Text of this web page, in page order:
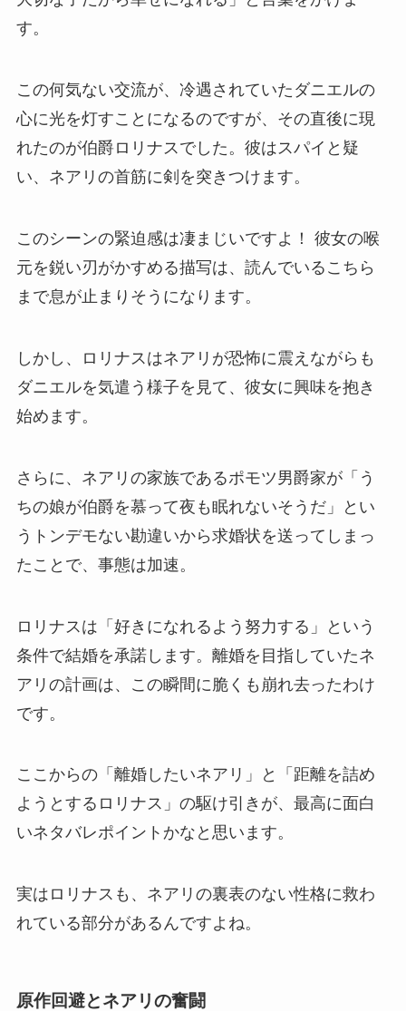
す。
この何気ない交流が、冷遇されていたダニエルの
心に光を灯すことになるのですが、その直後に現
れたのが伯爵ロリナスでした。彼はスパイと疑
い、ネアリの首筋に剣を突きつけます。
このシーンの緊迫感は凄まじいですよ！ 彼女の喉
元を鋭い刃がかすめる描写は、読んでいるこちら
まで息が止まりそうになります。
しかし、ロリナスはネアリが恐怖に震えながらも
ダニエルを気遣う様子を見て、彼女に興味を抱き
始めます。
さらに、ネアリの家族であるポモツ男爵家が「う
ちの娘が伯爵を慕って夜も眠れないそうだ」とい
うトンデモない勘違いから求婚状を送ってしまっ
たことで、事態は加速。
ロリナスは「好きになれるよう努力する」という
条件で結婚を承諾します。離婚を目指していたネ
アリの計画は、この瞬間に脆くも崩れ去ったわけ
です。
ここからの「離婚したいネアリ」と「距離を詰め
ようとするロリナス」の駆け引きが、最高に面白
いネタバレポイントかなと思います。
実はロリナスも、ネアリの裏表のない性格に救わ
れている部分があるんですよね。
原作回避とネアリの奮闘